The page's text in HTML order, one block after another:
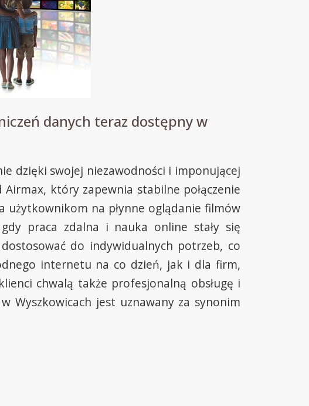
danych teraz dostępny w
dzięki swojej niezawodności i imponującej
który zapewnia stabilne połączenie
użytkownikom na płynne oglądanie filmów
praca zdalna i nauka online stały się
do indywidualnych potrzeb, co
internetu na co dzień, jak i dla firm,
chwalą także profesjonalną obsługę i
Wyszkowicach jest uznawany za synonim